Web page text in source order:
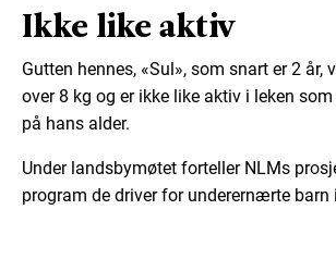
Ikke like aktiv
Gutten hennes, «Sul», som snart er 2 år,
over 8 kg og er ikke like aktiv i leken
på hans alder.
Under landsbymøtet forteller NLMs
program de driver for underernærte barn